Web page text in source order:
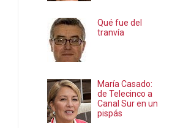
Qué fue del
tranvía
María Casado:
de Telecinco a
Canal Sur en un
pispás